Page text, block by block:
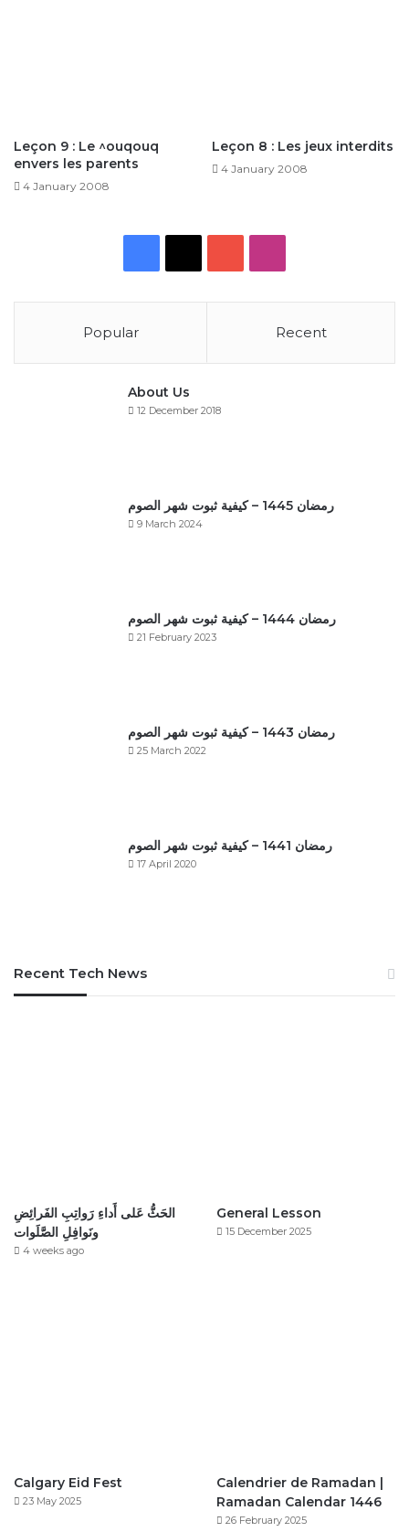
Leçon 9 : Le ^ouqouq
envers les parents
4 January 2008
Leçon 8 : Les jeux interdits
4 January 2008
Popular Recent
About Us
12 December 2018
رمضان 1445 – كيفية ثبوت شهر الصوم
9 March 2024
رمضان 1444 – كيفية ثبوت شهر الصوم
21 February 2023
رمضان 1443 – كيفية ثبوت شهر الصوم
25 March 2022
رمضان 1441 – كيفية ثبوت شهر الصوم
17 April 2020
Recent Tech News
الحَثُّ عَلى أَداءِ رَواتِبِ الفَرائِضِ
ونَوافِلِ الصَّلَوات
4 weeks ago
General Lesson
15 December 2025
Calgary Eid Fest
23 May 2025
Calendrier de Ramadan |
Ramadan Calendar 1446
26 February 2025